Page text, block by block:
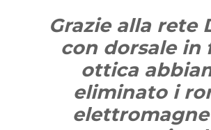
Grazie alla rete
con dorsale in
ottica
eliminato i